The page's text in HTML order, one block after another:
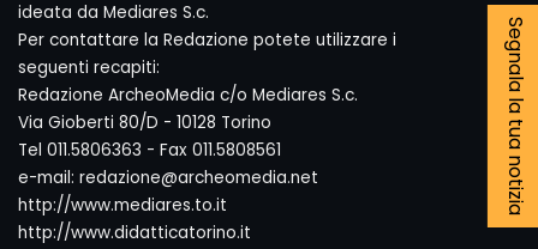
Segnala la tua notizia
ideata da Mediares S.c.
Per contattare la Redazione potete utilizzare i
seguenti recapiti:
Redazione ArcheoMedia c/o Mediares S.c.
Via Gioberti 80/D - 10128 Torino
Tel 011.5806363 - Fax 011.5808561
e-mail: redazione@archeomedia.net
http://www.mediares.to.it
http://www.didatticatorino.it